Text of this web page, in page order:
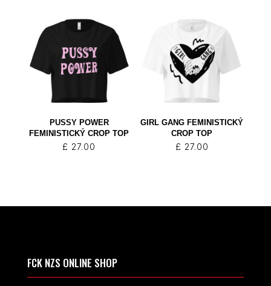
PUSSY POWER
FEMINISTICKÝ CROP TOP
£ 27.00
GIRL GANG FEMINISTICKÝ
CROP TOP
£ 27.00
FCK NZS ONLINE SHOP